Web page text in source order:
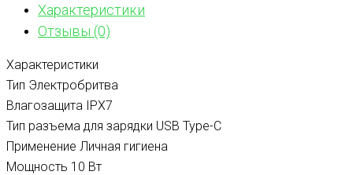
Характеристики
Отзывы (0)
Характеристики
Тип Электробритва
Влагозащита IPX7
Тип разъема для зарядки USB Type-C
Применение Личная гигиена
Мощность 10 Вт